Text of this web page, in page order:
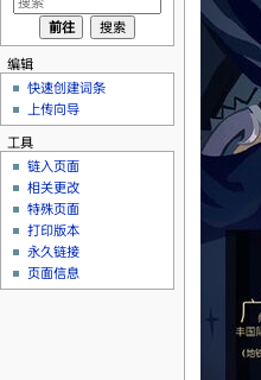
编辑
快速创建词条
上传向导
工具
链入页面
相关更改
特殊页面
打印版本
永久链接
页面信息